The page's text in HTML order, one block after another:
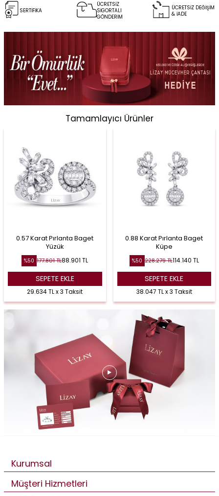
SERTİFİKA
ÜCRETSİZ
SİGORTALI
GÖNDERİM
ÜCRETSİZ DEĞİŞİM
& İADE
Tamamlayıcı Ürünler
0.57 Karat Pırlanta Baget
Yüzük
%50 177.801TL88.901 TL
SEPETE EKLE
29.634 TL x 3 Taksit
0.88 Karat Pırlanta Baget
Küpe
%50 228.279TL114.140 TL
SEPETE EKLE
38.047 TL x 3 Taksit
Kurumsal
Müşteri Hizmetleri